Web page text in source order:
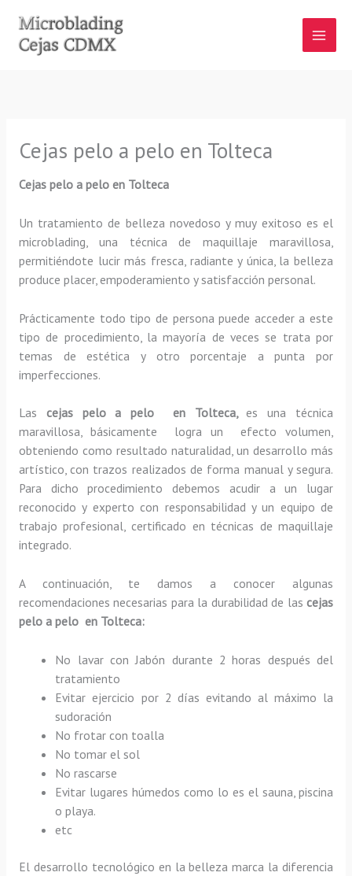
contenido
Cejas pelo a pelo en Tolteca
Cejas pelo a pelo en Tolteca
Un tratamiento de belleza novedoso y muy exitoso es el
microblading, una técnica de maquillaje maravillosa,
permitiéndote lucir más fresca, radiante y única, la belleza
produce placer, empoderamiento y satisfacción personal.
Prácticamente todo tipo de persona puede acceder a este
tipo de procedimiento, la mayoría de veces se trata por
temas de estética y otro porcentaje a punta por
imperfecciones.
Las cejas pelo a pelo en Tolteca, es una técnica
maravillosa, básicamente
logra un efecto volumen,
obteniendo como resultado naturalidad, un desarrollo más
artístico, con trazos realizados de forma manual y segura.
Para dicho procedimiento debemos acudir a un lugar
reconocido y experto con responsabilidad y un equipo de
trabajo profesional, certificado en técnicas de maquillaje
integrado.
A continuación, te damos a conocer algunas
recomendaciones necesarias para la durabilidad de lascejas
pelo a pelo en Tolteca:
No lavar con Jabón durante 2 horas después del
tratamiento
Evitar ejercicio por 2 días evitando al máximo la
sudoración
No frotar con toalla
No tomar el sol
No rascarse
Evitar lugares húmedos como lo es el sauna, piscina
o playa.
etc
El desarrollo tecnológico en la belleza marca la diferencia